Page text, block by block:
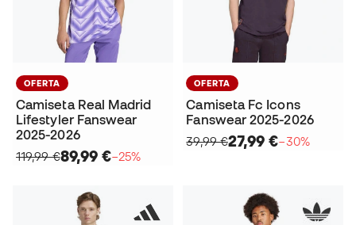
OFERTA
Camiseta Real Madrid
Lifestyler Fanswear
2025-2026
119,99 €89,99 €−25%
OFERTA
Camiseta Fc Icons
Fanswear 2025-2026
39,99 €27,99 €−30%